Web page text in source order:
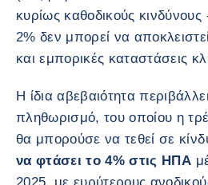
κυρίως καθοδικούς
2% δεν μπορεί να
και εμπορικές καταστάσεις
Η ίδια αβεβαιότητα
πληθωρισμό, του οποίου η
θα μπορούσε να τεθεί σε
να φτάσει το 4% στις ΗΠΑ